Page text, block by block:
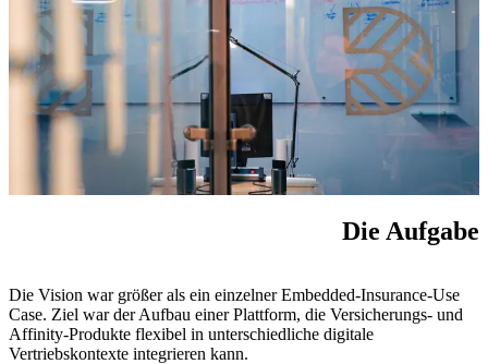
Die Aufgabe
Die Vision war größer als ein einzelner Embedded-Insurance-Use
Case. Ziel war der Aufbau einer Plattform, die Versicherungs- und
Affinity-Produkte flexibel in unterschiedliche digitale
Vertriebskontexte integrieren kann.